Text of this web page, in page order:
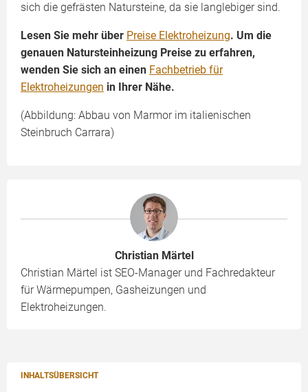
INHALTSÜBERSICHT
sich die gefrästen Natursteine, da sie langlebiger sind.
Lesen Sie mehr über Preise Elektroheizung. Um die
genauen Natursteinheizung Preise zu erfahren,
wenden Sie sich an einen Fachbetrieb für
Elektroheizungen in Ihrer Nähe.
(Abbildung: Abbau von Marmor im italienischen
Steinbruch Carrara)
Christian Märtel
Christian Märtel ist SEO-Manager und Fachredakteur
für Wärmepumpen, Gasheizungen und
Elektroheizungen.